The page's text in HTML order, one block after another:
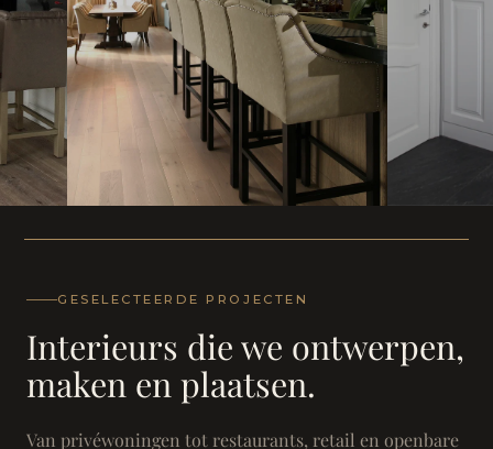
Landhuis - Grimbergen
GESELECTEERDE PROJECTEN
Interieurs die we ontwerpen,
maken en plaatsen.
Van privéwoningen tot restaurants, retail en openbare